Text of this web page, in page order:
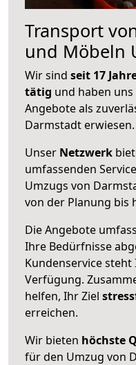
Transport
und Möbeln
Wir sind seit 17
tätig und haben
Angebote als
Darmstadt erwiesen.
Unser Netzwerk
umfassenden
Umzugs von
von der Planung bis
Die Angebote
Ihre Bedürfnisse
Kundenservice
Verfügung.
helfen, Ihr Ziel
erreichen.
Wir bieten höchste
für den Umzug von